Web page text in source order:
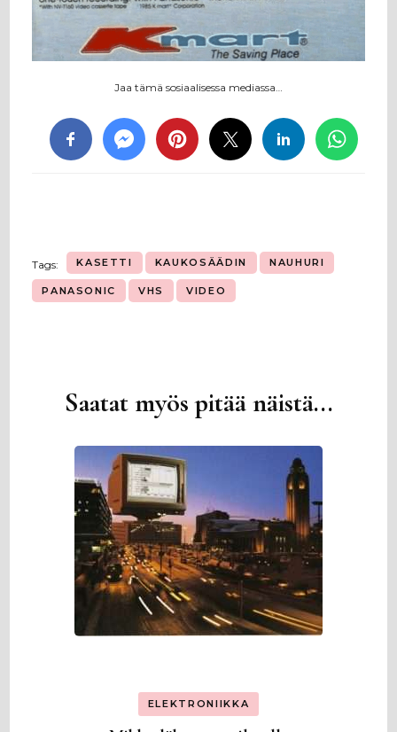
Jaa tämä sosiaalisessa mediassa…
Tags: KASETTI KAUKOSÄÄDIN NAUHURI
PANASONIC VHS VIDEO
Artikkelien
Saatat myös pitää näistä...
ELEKTRONIIKKA